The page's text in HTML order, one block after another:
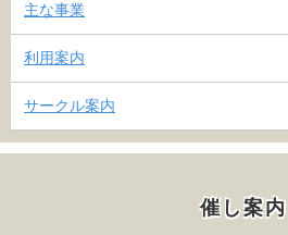
主な事業
利用案内
サークル案内
催し案内